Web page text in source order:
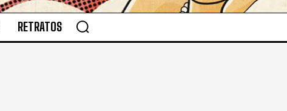
RETRATOS